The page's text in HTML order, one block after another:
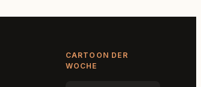
CARTOON DER
WOCHE